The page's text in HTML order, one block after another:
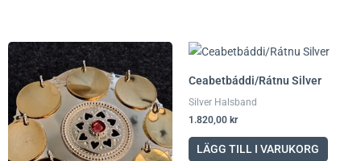
Ceabetbáddi/Rátnu Silver
Silver Halsband
1.820,00 kr
LÄGG TILL I VARUKORG